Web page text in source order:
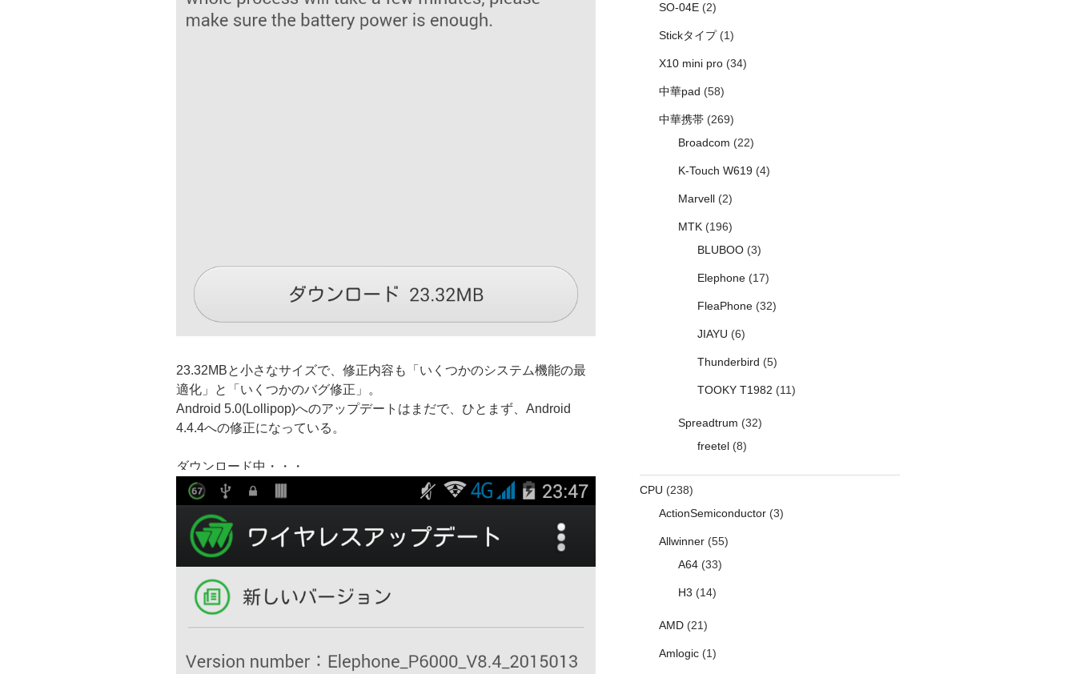
23.32MBと小さなサイズで、修正内容も「いくつかのシステム機能の最
適化」と「いくつかのバグ修正」。
Android 5.0(Lollipop)へのアップデートはまだで、ひとまず、Android
4.4.4への修正になっている。
ダウンロード中・・・
SO-04E(2)
Stickタイプ(1)
X10 mini pro(34)
中華pad (58)
中華携帯(269)
Broadcom (22)
K-Touch W619(4)
Marvell(2)
MTK(196)
BLUBOO(3)
Elephone(17)
FleaPhone(32)
JIAYU (6)
Thunderbird (5)
TOOKY T1982 (11)
Spreadtrum (32)
freetel(8)
CPU (238)
ActionSemiconductor(3)
Allwinner(55)
A64(33)
H3 (14)
AMD(21)
Amlogic(1)